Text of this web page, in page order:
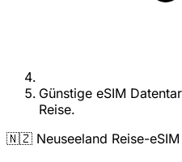
Günstige eSIM
Reise.
🇳🇿 Neuseeland Reise-